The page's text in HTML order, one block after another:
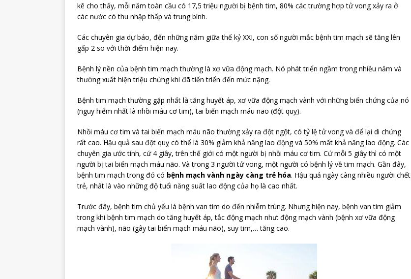
kê cho thấy, mỗi năm toàn cầu có 17,5 triệu người bị bệnh tim, 80% các trường hợp tử vong xảy ra ở
các nước có thu nhập thấp và trung bình.
Các chuyên gia dự báo, đến những năm giữa thế kỷ XXI, con số người mắc bệnh tim mạch sẽ tăng lên
gấp 2 so với thời điểm hiện nay.
Bệnh lý nền của bệnh tim mạch thường là xơ vữa động mạch. Nó phát triển ngầm trong nhiều năm và
thường xuất hiện triệu chứng khi đã tiến triển đến mức nặng.
Bệnh tim mạch thường gặp nhất là tăng huyết áp, xơ vữa động mạch vành với những biến chứng của nó
(nguy hiểm nhất là nhồi máu cơ tim), tai biến mạch máu não (đột quỵ).
Nhồi máu cơ tim và tai biến mạch máu não thường xảy ra đột ngột, có tỷ lệ tử vong và để lại di chứng
rất cao. Hậu quả sau đột quỵ có thể là 30% giảm khả năng lao động và 50% mất khả năng lao động. Các
chuyên gia ước tính, cứ 4 giây, trên thế giới có một người bị nhồi máu cơ tim. Cứ mỗi 5 giây thì có một
người bị tai biến mạch máu não. Và trong 3 người tử vong, một người có bệnh lý về tim mạch. Gần đây,
bệnh tim mạch trong đó có bệnh mạch vành ngày càng trẻ hóa. Hậu quả ngày càng nhiều người chết
trẻ, nhất là vào những độ tuổi năng suất lao động của họ là cao nhất.
Trước đây, bệnh tim chủ yếu là bệnh van tim do đến nhiễm trùng. Nhưng hiện nay, bệnh van tim giảm
trong khi bệnh tim mạch do tăng huyết áp, tắc động mạch như: động mạch vành (bệnh xơ vữa động
mạch vành), não (gây tai biến mạch máu não), suy tim,… tăng cao.